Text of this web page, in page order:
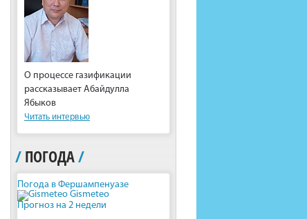
О процессе газификации
рассказывает Абайдулла
Ябыков
Читать интервью
/ ПОГОДА/
Погода в Фершампенуазе
Gismeteo
Прогноз на 2 недели